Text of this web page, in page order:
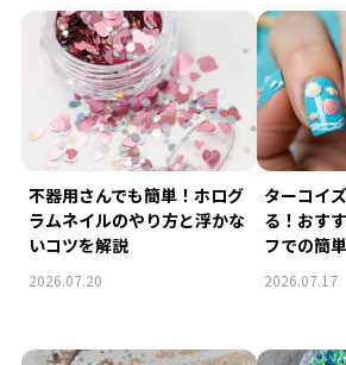
不器用さんでも簡単！ホログ
ラムネイルのやり方と浮かな
いコツを解説
2026.07.20
ターコイ
る！おす
フでの簡
2026.07.17